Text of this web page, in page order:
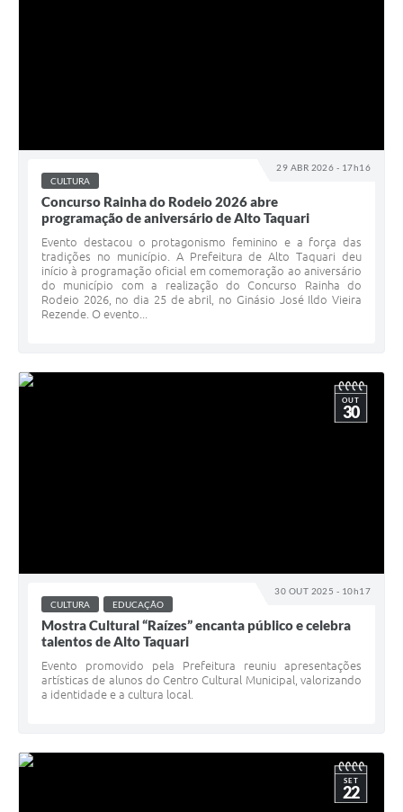
29 ABR 2026 - 17h16
CULTURA
Concurso Rainha do Rodeio 2026 abre
programação de aniversário de Alto Taquari
Evento destacou o protagonismo feminino e a força das
tradições no município. A Prefeitura de Alto Taquari deu
início à programação oficial em comemoração ao aniversário
do município com a realização do Concurso Rainha do
Rodeio 2026, no dia 25 de abril, no Ginásio José Ildo Vieira
Rezende. O evento...
30 OUT 2025 - 10h17
OUT
30
CULTURA EDUCAÇÃO
Mostra Cultural “Raízes” encanta público e celebra
talentos de Alto Taquari
Evento promovido pela Prefeitura reuniu apresentações
artísticas de alunos do Centro Cultural Municipal, valorizando
a identidade e a cultura local.
SET
22